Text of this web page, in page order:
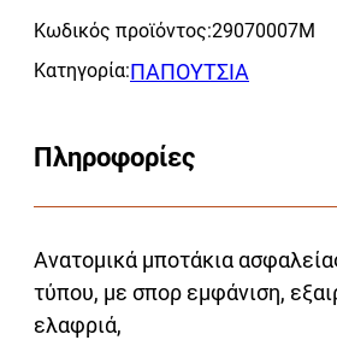
Κωδικός προϊόντος:29070007M
Κατηγορία:ΠΑΠΟΥΤΣΙΑ
Πληροφορίες
Ανατομικά μποτάκια
τύπου, με σπορ εμφάνιση,
ελαφριά,